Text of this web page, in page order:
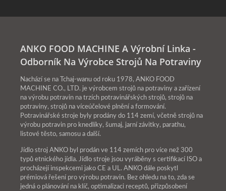
ANKO FOOD MACHINE A Výrobní Linka -
Odborník Na Výrobce Strojů Na Potraviny
Nachází se na Tchaj-wanu od roku 1978, ANKO FOOD
MACHINE CO., LTD. je výrobcem strojů na potraviny a zařízení
na výrobu potravin na trzích potravinářských strojů, strojů na
potraviny, strojů na víceúčelové plnění a formování.
Potravinářské stroje byly prodány do 114 zemí, včetně strojů na
výrobu potravin pro knedlíky, šumaj, jarní závitky, parathu,
listové těsto, samosu a další.
Jídlo stroj ANKO byl prodán ve 114 zemích pro více než 300
typů etnického jídla. Jídlo stroje jsou vyráběny s certifikací ISO a
procházejí inspekcemi jako CE a UL. ANKO dále poskytl
prémiová řešení pro výrobu potravin. Bez ohledu na to, zda se
jedná o plánování na klíč, optimalizaci receptů, přizpůsobení